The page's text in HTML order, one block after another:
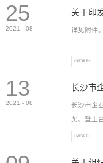
25
2021 - 08 详见附件。
+MORE+
13
2021 - 08
长沙市
长沙市企
奖、登上
）奖等，
+MORE+